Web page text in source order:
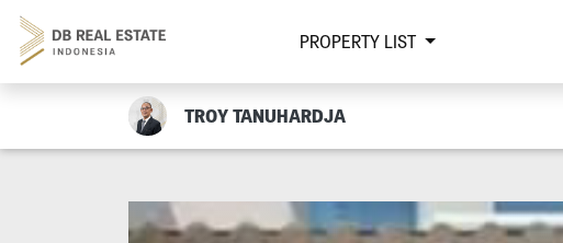
PROPERTY LIST
TROY TANUHARDJA